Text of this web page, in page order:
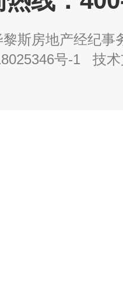
斯房地产经纪事
号-1 技术